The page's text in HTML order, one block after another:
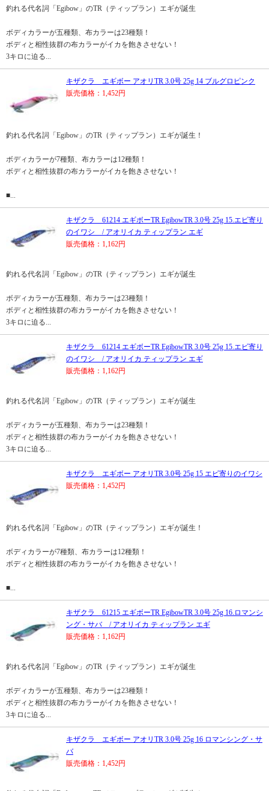
釣れる代名詞「Egibow」のTR（ティップラン）エギが誕生
ボディカラーが五種類、布カラーは23種類！
ボディと相性抜群の布カラーがイカを飽きさせない！
3キロに迫る...
キザクラ エギボー アオリTR 3.0号 25g 14 ブルグロピンク
販売価格：1,452円
釣れる代名詞「Egibow」のTR（ティップラン）エギが誕生！
ボディカラーが7種類、布カラーは12種類！
ボディと相性抜群の布カラーがイカを飽きさせない！
■...
キザクラ 61214 エギボーTR EgibowTR 3.0号 25g 15.エビ寄り
のイワシ / アオリイカ ティップラン エギ
販売価格：1,162円
釣れる代名詞「Egibow」のTR（ティップラン）エギが誕生
ボディカラーが五種類、布カラーは23種類！
ボディと相性抜群の布カラーがイカを飽きさせない！
3キロに迫る...
キザクラ 61214 エギボーTR EgibowTR 3.0号 25g 15.エビ寄り
のイワシ / アオリイカ ティップラン エギ
販売価格：1,162円
釣れる代名詞「Egibow」のTR（ティップラン）エギが誕生
ボディカラーが五種類、布カラーは23種類！
ボディと相性抜群の布カラーがイカを飽きさせない！
3キロに迫る...
キザクラ エギボー アオリTR 3.0号 25g 15 エビ寄りのイワシ
販売価格：1,452円
釣れる代名詞「Egibow」のTR（ティップラン）エギが誕生！
ボディカラーが7種類、布カラーは12種類！
ボディと相性抜群の布カラーがイカを飽きさせない！
■...
キザクラ 61215 エギボーTR EgibowTR 3.0号 25g 16.ロマンシ
ング・サバ / アオリイカ ティップラン エギ
販売価格：1,162円
釣れる代名詞「Egibow」のTR（ティップラン）エギが誕生
ボディカラーが五種類、布カラーは23種類！
ボディと相性抜群の布カラーがイカを飽きさせない！
3キロに迫る...
キザクラ エギボー アオリTR 3.0号 25g 16 ロマンシング・サ
バ
販売価格：1,452円